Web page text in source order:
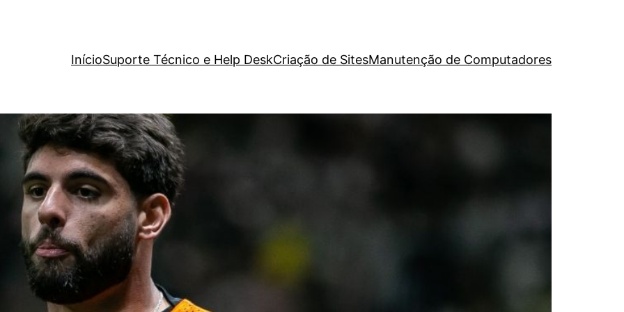
InícioSuporte Técnico e Help DeskCriação de SitesManutenção de Computadores